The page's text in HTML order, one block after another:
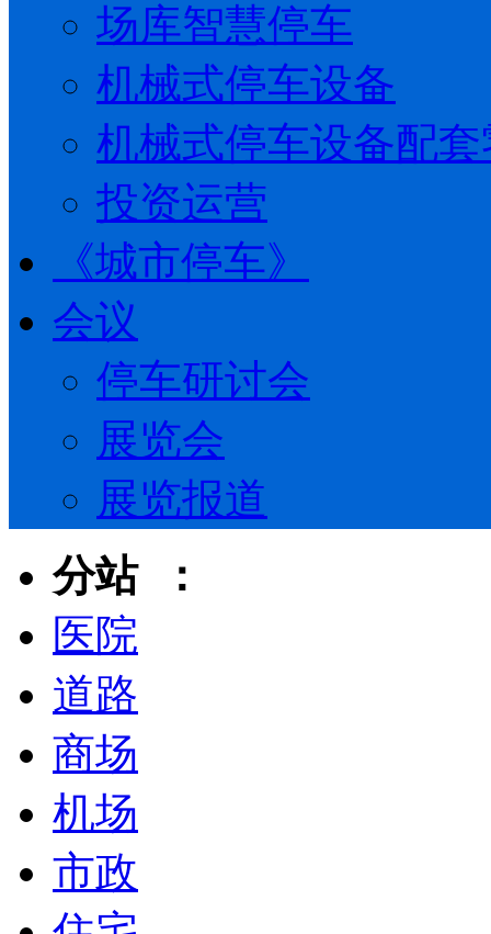
场库智慧停车
机械式停车设备
机械式停车设备配
投资运营
《城市停车》
会议
停车研讨会
展览会
展览报道
分站 ：
医院
道路
商场
机场
市政